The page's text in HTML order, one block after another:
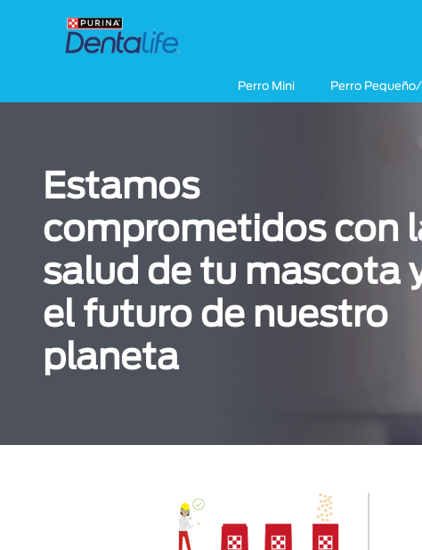
Menu Secundario Dentalife
Perro Mini Perro
Estamos
comprometidos con
salud de tu mascota
el futuro de nuestro
planeta